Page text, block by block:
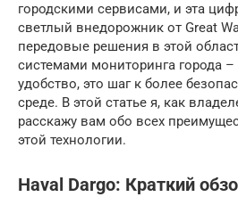
городскими сервисами, и эта
светлый внедорожник от Great
передовые решения в этой
системами мониторинга города –
удобство, это шаг к более
среде. В этой статье я, как
расскажу вам обо всех
этой технологии.
Haval Dargo: Краткий